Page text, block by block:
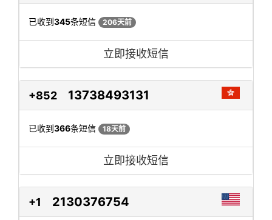
已收到345条短信 206天前
立即接收短信
+852 13738493131
已收到366条短信 18天前
立即接收短信
+1 2130376754